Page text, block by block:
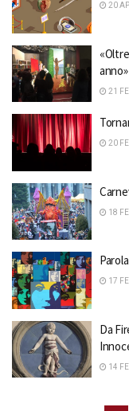
20
anno»
21
20
18
17
Da
14